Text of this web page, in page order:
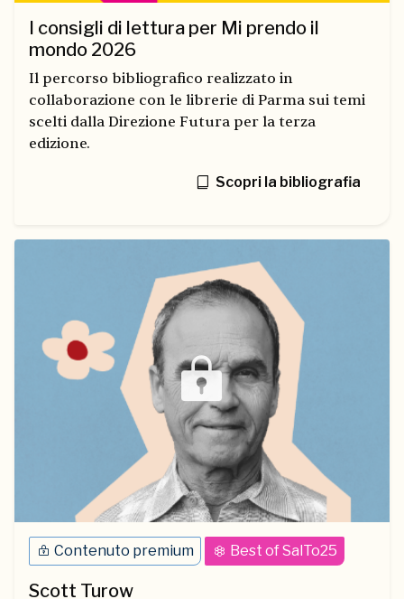
I consigli di lettura per Mi prendo il
mondo 2026
Il percorso bibliografico realizzato in
collaborazione con le librerie di Parma sui temi
scelti dalla Direzione Futura per la terza
edizione.
Scopri la bibliografia
Contenuto premium Best of SalTo25
Scott Turow